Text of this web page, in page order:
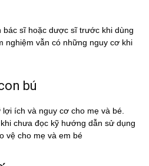
bác sĩ hoặc dược sĩ trước khi dùng
nghiệm vẫn có những nguy cơ khi
bú
ích và nguy cơ cho mẹ và bé.
chưa đọc kỹ hướng dẫn sử dụng
vệ cho mẹ và em bé